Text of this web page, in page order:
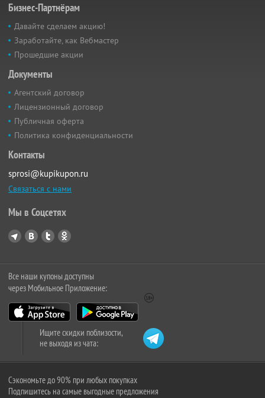
Бизнес-Партнёрам
Давайте сделаем акцию!
Заработайте, как Вебмастер
Прошедшие акции
Документы
Агентский договор
Лицензионный договор
Публичная оферта
Политика конфиденциальности
Контакты
sprosi@kupikupon.ru
Связаться с нами
Мы в Соцсетях
Все наши купоны доступны
через Мобильное Приложение:
Ищите скидки поблизости,
не выходя из чата:
Сэкономьте до 90% при любых покупках
Подпишитесь на самые выгодные предложения